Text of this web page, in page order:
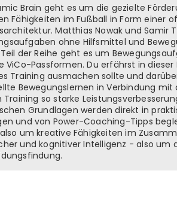
Brain geht es um die gezielte
Fähigkeiten im Fußball in Form einer
Matthias Nowak und Samir
ohne Hilfsmittel und
der Reihe geht es um
ViCo-Passformen. Du erfährst in dieser
Training ausmachen sollte und
Bewegungslernen in Verbindung
Training so starke
Grundlagen werden direkt in
und von Power-Coaching-Tipps
um kreative Fähigkeiten im
und kognitiver Intelligenz - also um